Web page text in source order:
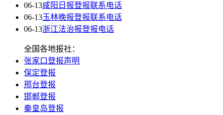
06-13咸阳日报登报联系电话
06-13玉林晚报登报联系电话
06-13浙江法治报登报电话
全国各地报社：
张家口登报声明
保定登报
邢台登报
邯郸登报
秦皇岛登报